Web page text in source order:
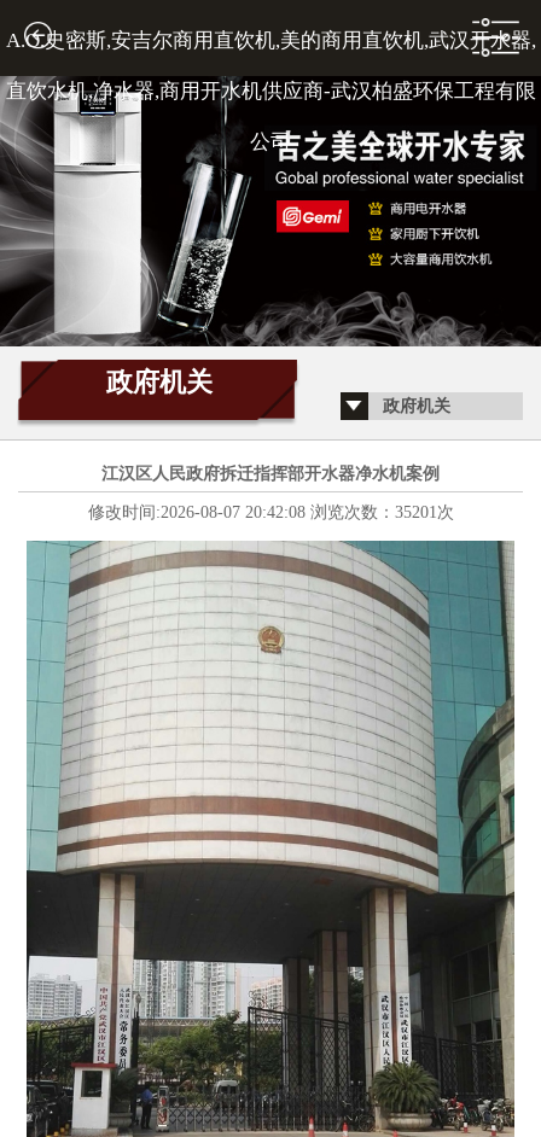
A.O.史密斯,安吉尔商用直饮机,美的商用直饮机,武汉开水器,
直饮水机,净水器,商用开水机供应商-武汉柏盛环保工程有限
公司
1
2
3
4
Previous
Next
政府机关
政府机关
江汉区人民政府拆迁指挥部开水器净水机案例
修改时间:2026-08-07 20:42:08 浏览次数：35201次